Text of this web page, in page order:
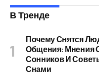
В Тренде
Почему Снятся
Общения: Мнения
Сонников И
Снами